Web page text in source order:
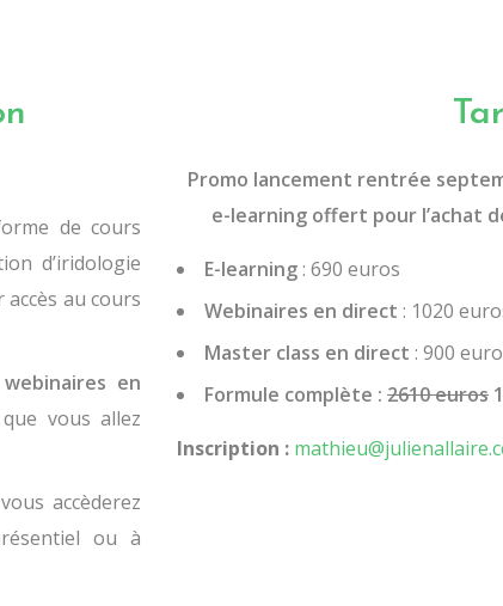
de cours
d’iridologie
au cours
webinaires en
vous allez
accèderez
ou à
Promo lancement rentrée
e-learning offert pour l’achat
E-learning : 690 euros
Webinaires en direct : 1020
Master class en direct : 900
Formule complète : 2610 euros
Inscription :